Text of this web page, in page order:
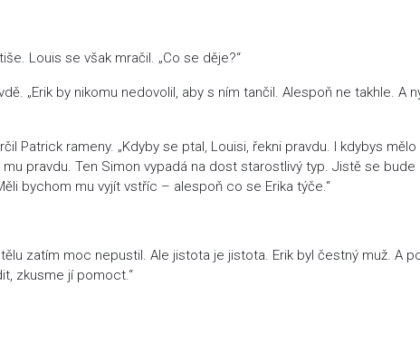
Louis se však mračil. „Co se děje?“
„Erik by nikomu nedovolil, aby s ním tančil. Alespoň ne takhle. A
Patrick rameny. „Kdyby se ptal, Louisi, řekni pravdu. I kdybys mělo
pravdu. Ten Simon vypadá na dost starostlivý typ. Jistě se
bychom mu vyjít vstříc – alespoň co se Erika týče.“
zatím moc nepustil. Ale jistota je jistota. Erik byl čestný muž. A
zkusme jí pomoct.“